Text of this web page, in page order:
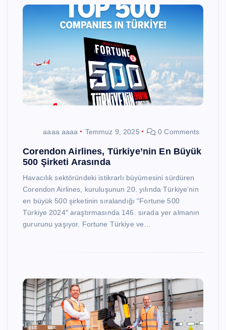
aaaa aaaa Temmuz 9, 2025 0 Comments
Corendon Airlines, Türkiye’nin En Büyük
500 Şirketi Arasında
Havacılık sektöründeki istikrarlı büyümesini sürdüren
Corendon Airlines, kuruluşunun 20. yılında Türkiye’nin
en büyük 500 şirketinin sıralandığı “Fortune 500
Türkiye 2024″ araştırmasında 146. sırada yer almanın
gururunu yaşıyor. Fortune Türkiye ve…